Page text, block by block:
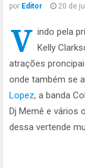
por Editor 20 de
V indo pela
Kelly
atrações
onde também se
Lopez, a banda
Dj Memê e vários
dessa vertende